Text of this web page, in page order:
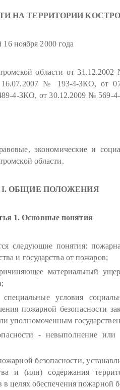
НА ТЕРРИТОРИИ
ноября 2000 года
области от
№ 193-4-ЗКО, от
4-ЗКО, от 30.12.2009 № 569-
экономические и
области.
I. ОБЩИЕ ПОЛОЖЕНИЯ
1. Основные понятия
следующие понятия:
и государства от пожаров;
материальный
условия
пожарной безопасности
уполномоченным
- невыполнение
безопасности,
и (или) содержания
целях обеспечения пожарной